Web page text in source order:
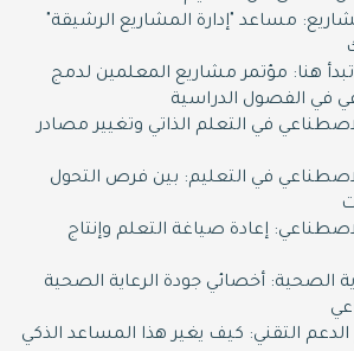
مساعد "إدارة المشاريع الرشيقة"
تبدأ هنا: مؤتمر مشاريع المعلمين لدمج
في الفصول الدراسية
في التعلم الذاتي وتغيير مصادر
في التعليم: بين فرص التحول
إعادة صياغة التعلم وإنتاج
الصحية: أخصائي جودة الرعاية الصحية
الدعم التقني: كيف يغير هذا المساعد الذكي